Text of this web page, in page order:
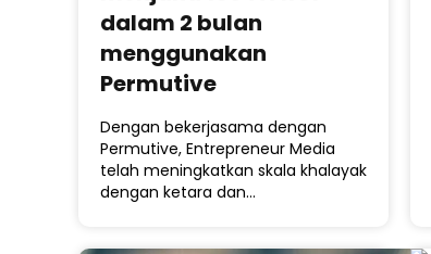
dalam 2 bulan
menggunakan
Permutive
Dengan bekerjasama dengan
Permutive, Entrepreneur Media
telah meningkatkan skala khalayak
dengan ketara dan…